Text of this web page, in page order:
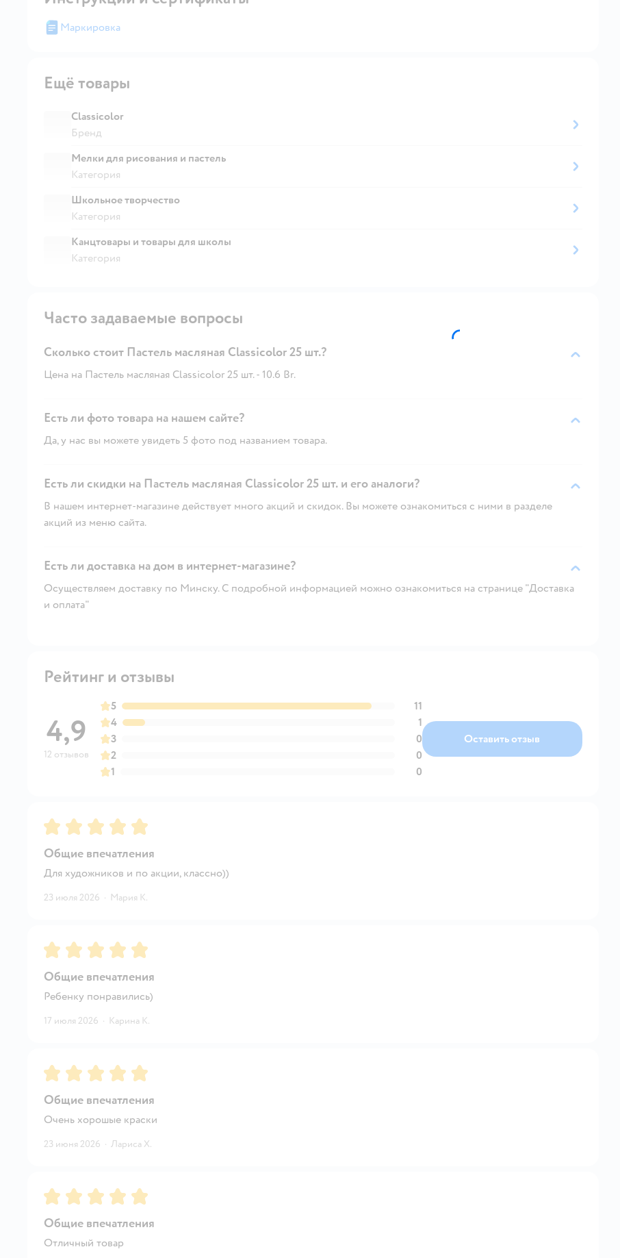
Маркировка
Ещё товары
Classicolor
Бренд
Мелки для рисования и пастель
Категория
Школьное творчество
Категория
Канцтовары и товары для школы
Категория
Часто задаваемые вопросы
Сколько стоит Пастель масляная Classicolor 25 шт.?
Цена на Пастель масляная Classicolor 25 шт. - 10.6 Br.
Есть ли фото товара на нашем сайте?
Да, у нас вы можете увидеть 5 фото под названием товара.
Есть ли скидки на Пастель масляная Classicolor 25 шт. и его аналоги?
В нашем интернет-магазине действует много акций и скидок. Вы можете ознакомиться с ними в разделе
акций из меню сайта.
Есть ли доставка на дом в интернет-магазине?
Осуществляем доставку по Минску. С подробной информацией можно ознакомиться на странице "Доставка
и оплата"
Рейтинг и отзывы
4,9
12 отзывов
5
11
4
1
3
0
2
0
1
0
Оставить отзыв
Рейтинг:5
Общие впечатления
Для художников и по акции, классно))
23 июля 2026 · Мария К.
Рейтинг:5
Общие впечатления
Ребенку понравились)
17 июля 2026 · Карина К.
Рейтинг:5
Общие впечатления
Очень хорошые краски
23 июня 2026 · Лариса Х.
Рейтинг:5
Общие впечатления
Отличный товар